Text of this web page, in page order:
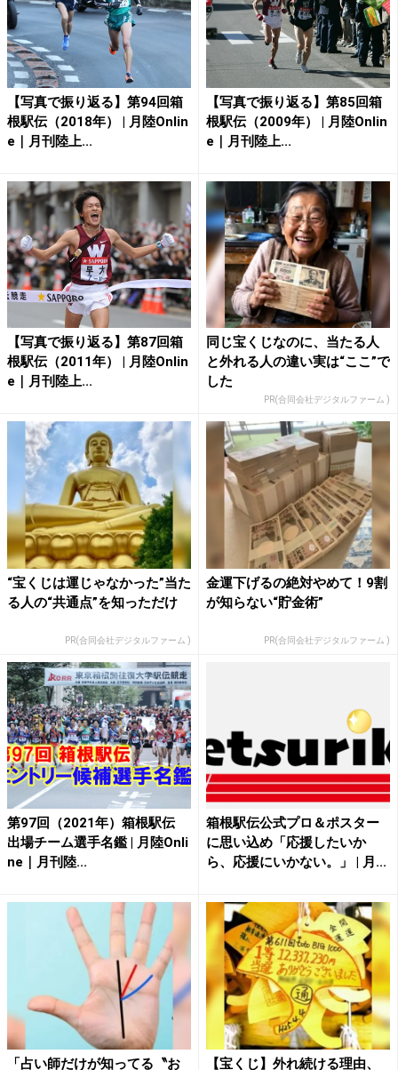
【写真で振り返る】第94回箱
根駅伝（2018年） | 月陸Onlin
e｜月刊陸上...
【写真で振り返る】第85回箱
根駅伝（2009年） | 月陸Onlin
e｜月刊陸上...
【写真で振り返る】第87回箱
根駅伝（2011年） | 月陸Onlin
e｜月刊陸上...
同じ宝くじなのに、当たる人
と外れる人の違い実は“ここ”で
した
PR(合同会社デジタルファーム )
“宝くじは運じゃなかった”当た
る人の“共通点”を知っただけ
PR(合同会社デジタルファーム )
金運下げるの絶対やめて！9割
が知らない“貯金術”
PR(合同会社デジタルファーム )
第97回（2021年）箱根駅伝
出場チーム選手名鑑 | 月陸Onli
ne｜月刊陸...
箱根駅伝公式プロ＆ポスター
に思い込め「応援したいか
ら、応援にいかない。」 | 月...
「占い師だけが知ってる〝お 【宝くじ】外れ続ける理由、